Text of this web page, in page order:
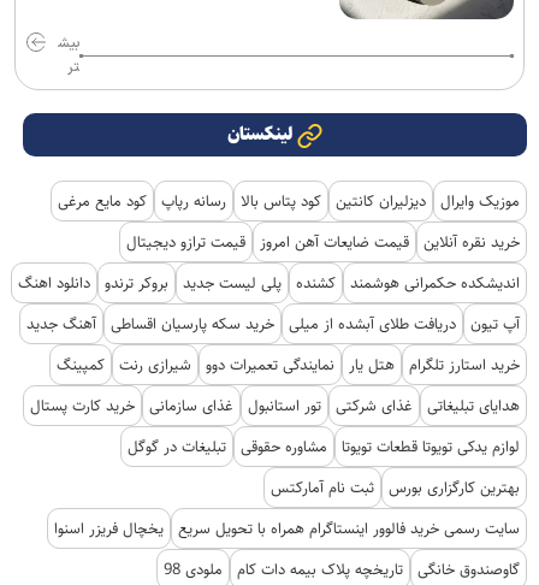
بیش
تر
لینکستان
موزیک وایرال دیزلیران کانتین کود پتاس بالا رسانه رپاپ کود مایع مرغی
خرید نقره آنلاین قیمت ضایعات آهن امروز
قیمت ترازو دیجیتال
اندیشکده حکمرانی هوشمند کشنده پلی لیست جدید بروکر ترندو دانلود اهنگ
آپ تیون دریافت طلای آبشده از میلی خرید سکه پارسیان اقساطی آهنگ جدید
خرید استارز تلگرام هتل یار نمایندگی تعمیرات دوو شیرازی رنت کمپینگ
هدایای تبلیغاتی
غذای شرکتی تور استانبول غذای سازمانی خرید کارت پستال
لوازم یدکی تویوتا قطعات تویوتا
مشاوره حقوقی تبلیغات در گوگل
بهترین کارگزاری بورس ثبت نام آمارکتس
سایت رسمی خرید فالوور اینستاگرام همراه با تحویل سریع یخچال فریزر اسنوا
گاوصندوق خانگی تاریخچه پلاک بیمه دات کام ملودی 98